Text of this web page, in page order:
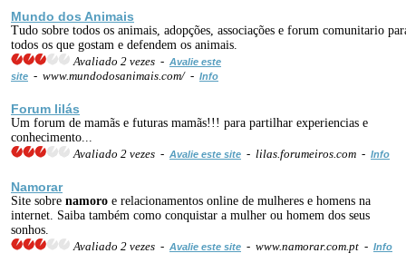
Mundo dos Animais
Tudo sobre todos os animais, adopções, associações e forum comunitario
todos os que gostam e defendem os animais.
Avaliado 2 vezes - Avalie este
site - www.mundodosanimais.com/ - Info
Forum lilás
Um forum de mamãs e futuras mamãs!!! para partilhar experiencias e
conhecimento...
Avaliado 2 vezes - Avalie este site - lilas.forumeiros.com - Info
Namorar
Site sobre namoro e relacionamentos online de mulheres e homens na
internet. Saiba também como conquistar a mulher ou homem dos seus
sonhos.
Avaliado 2 vezes - Avalie este site - www.namorar.com.pt - Info